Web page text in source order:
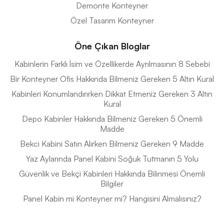
Demonte Konteyner
Özel Tasarım Konteyner
Öne Çıkan Bloglar
Kabinlerin Farklı İsim ve Özellikerde Ayrılmasının 8 Sebebi
Bir Konteyner Ofis Hakkında Bilmeniz Gereken 5 Altın Kural
Kabinleri Konumlandırırken Dikkat Etmeniz Gereken 3 Altın
Kural
Depo Kabinler Hakkında Bilmeniz Gereken 5 Önemli
Madde
Bekci Kabini Satın Alırken Bilmeniz Gereken 9 Madde
Yaz Aylarında Panel Kabini Soğuk Tutmanın 5 Yolu
Güvenlik ve Bekçi Kabinleri Hakkında Bilinmesi Önemli
Bilgiler
Panel Kabin mi Konteyner mi? Hangisini Almalısınız?